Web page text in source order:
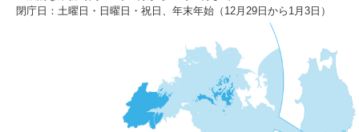
閉庁日：土曜日・日曜日・祝日、年末年始（12月29日から1月3日）